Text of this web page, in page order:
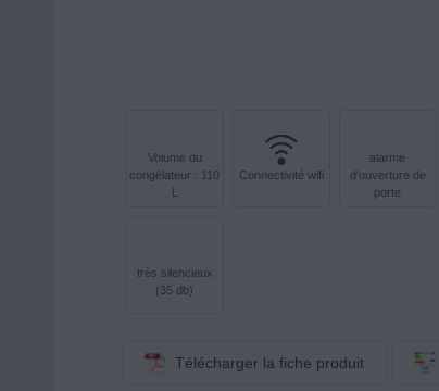
Volume du
congélateur : 110
L
Connectivité wifi
alarme
d'ouverture de
porte
très silencieux
(35 db)
Télécharger la fiche produit